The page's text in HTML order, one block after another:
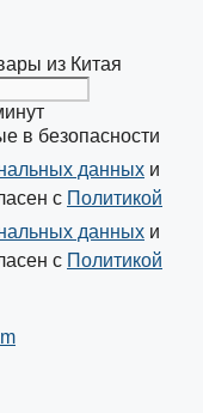
данных и
с Политикой
из Китая
в безопасности
данных и
с Политикой